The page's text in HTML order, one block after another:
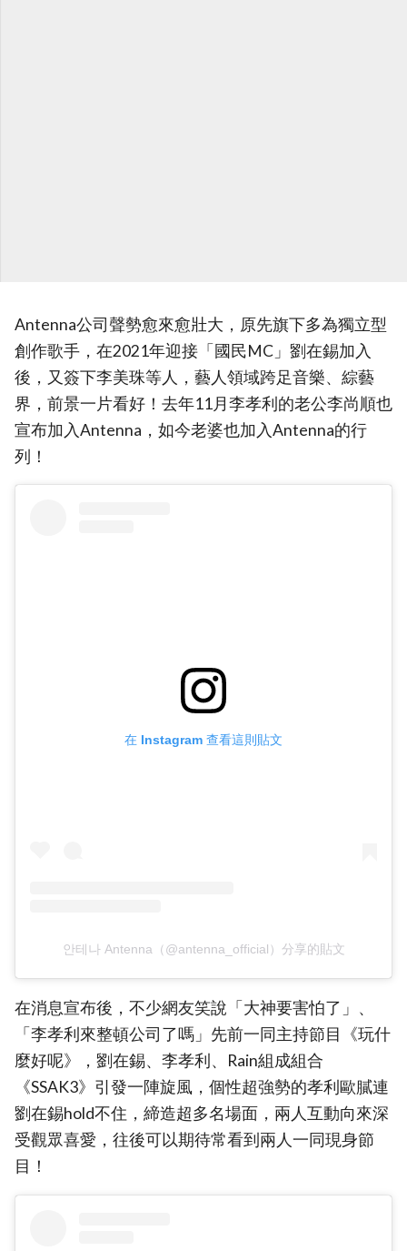
Antenna公司聲勢愈來愈壯大，原先旗下多為獨立型
創作歌手，在2021年迎接「國民MC」劉在錫加入
後，又簽下李美珠等人，藝人領域跨足音樂、綜藝
界，前景一片看好！去年11月李孝利的老公李尚順也
宣布加入Antenna，如今老婆也加入Antenna的行
列！
在 Instagram 查看這則貼文
안테나 Antenna（@antenna_official）分享的貼文
在消息宣布後，不少網友笑說「大神要害怕了」、
「李孝利來整頓公司了嗎」先前一同主持節目《玩什
麼好呢》，劉在錫、李孝利、Rain組成組合
《SSAK3》引發一陣旋風，個性超強勢的孝利歐膩連
劉在錫hold不住，締造超多名場面，兩人互動向來深
受觀眾喜愛，往後可以期待常看到兩人一同現身節
目！